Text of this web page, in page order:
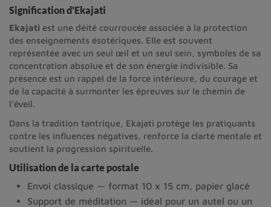
Signification d'Ekajati
Ekajati est une déité courroucée associée à la protection
des enseignements ésotériques. Elle est souvent
représentée avec un seul œil et un seul sein, symboles de sa
concentration absolue et de son énergie indivisible. Sa
présence est un rappel de la force intérieure, du courage et
de la capacité à surmonter les épreuves sur le chemin de
l’éveil.
Dans la tradition tantrique, Ekajati protège les pratiquants
contre les influences négatives, renforce la clarté mentale et
soutient la progression spirituelle.
Utilisation de la carte postale
Envoi classique — format 10 x 15 cm, papier glacé
Support de méditation — idéal pour un autel ou un